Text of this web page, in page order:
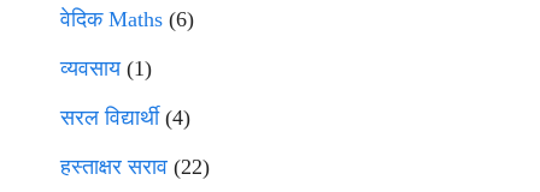
वेदिक Maths (6)
व्यवसाय(1)
सरल विद्यार्थी(4)
हस्ताक्षर सराव (22)